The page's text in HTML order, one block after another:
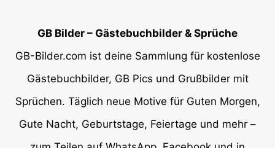
GB Bilder – Gästebuchbilder & Sprüche
GB-Bilder.com ist deine Sammlung für kostenlose
Gästebuchbilder, GB Pics und Grußbilder mit
Sprüchen. Täglich neue Motive für Guten Morgen,
Gute Nacht, Geburtstage, Feiertage und mehr –